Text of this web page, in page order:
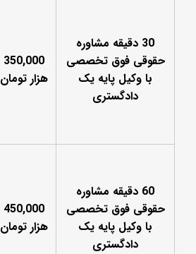
30 دقیقه مشاوره
حقوقی فوق تخصصی
با وکیل پایه یک
دادگستری
350,000
هزار تومان
60 دقیقه مشاوره
حقوقی فوق تخصصی
با وکیل پایه یک
دادگستری
450,000
هزار تومان